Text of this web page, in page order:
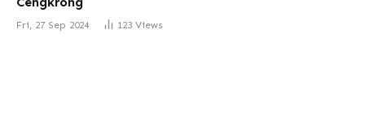
Fri, 27 Sep 2024 123 Views